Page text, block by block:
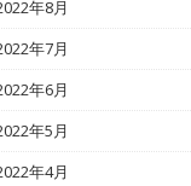
年8月
年7月
年6月
年5月
年4月